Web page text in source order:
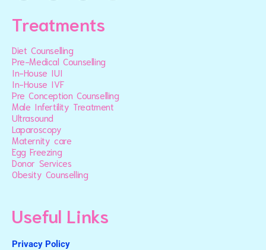
Treatments
Diet Counselling
Pre-Medical Counselling
In-House IUI
In-House IVF
Pre Conception Counselling
Male Infertility Treatment
Ultrasound
Laparoscopy
Maternity care
Egg Freezing
Donor Services
Obesity Counselling
Useful Links
Privacy Policy